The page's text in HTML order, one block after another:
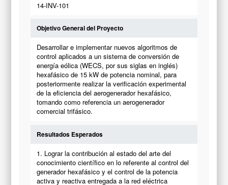
14-INV-101
Objetivo General del Proyecto
Desarrollar e implementar nuevos algoritmos de
control aplicados a un sistema de conversión de
energía eólica (WECS, por sus siglas en inglés)
hexafásico de 15 kW de potencia nominal, para
posteriormente realizar la verificación experimental
de la eficiencia del aerogenerador hexafásico,
tomando como referencia un aerogenerador
comercial trifásico.
Resultados Esperados
1. Lograr la contribución al estado del arte del
conocimiento científico en lo referente al control del
generador hexafásico y el control de la potencia
activa y reactiva entregada a la red eléctrica